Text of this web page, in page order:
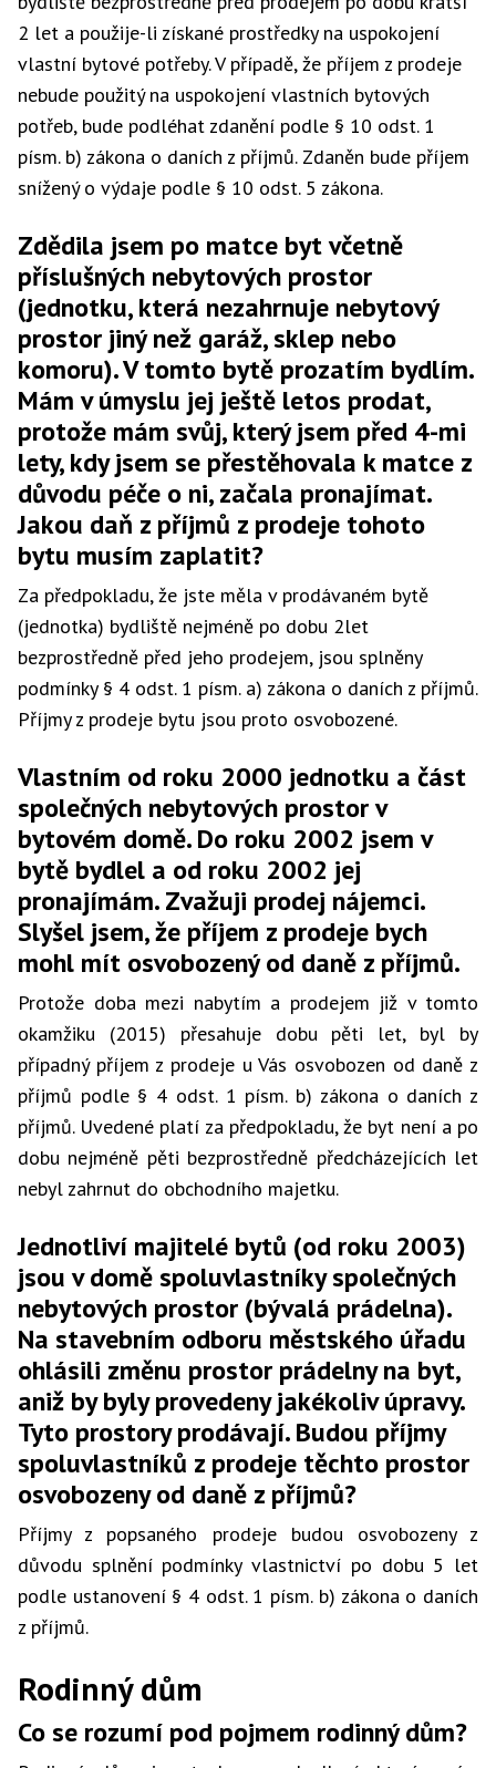
2 let a použije-li získané prostředky na uspokojení
vlastní bytové potřeby. V případě, že příjem z prodeje
nebude použitý na uspokojení vlastních bytových
potřeb, bude podléhat zdanění podle § 10 odst. 1
písm. b) zákona o daních z příjmů. Zdaněn bude příjem
snížený o výdaje podle § 10 odst. 5 zákona.
Zdědila jsem po matce byt včetně
příslušných nebytových prostor
(jednotku, která nezahrnuje nebytový
prostor jiný než garáž, sklep nebo
komoru). V tomto bytě prozatím bydlím.
Mám v úmyslu jej ještě letos prodat,
protože mám svůj, který jsem před 4-mi
lety, kdy jsem se přestěhovala k matce z
důvodu péče o ni, začala pronajímat.
Jakou daň z příjmů z prodeje tohoto
bytu musím zaplatit?
Za předpokladu, že jste měla v prodávaném bytě
(jednotka) bydliště nejméně po dobu 2let
bezprostředně před jeho prodejem, jsou splněny
podmínky § 4 odst. 1 písm. a) zákona o daních z příjmů.
Příjmy z prodeje bytu jsou proto osvobozené.
Vlastním od roku 2000 jednotku a část
společných nebytových prostor v
bytovém domě. Do roku 2002 jsem v
bytě bydlel a od roku 2002 jej
pronajímám. Zvažuji prodej nájemci.
Slyšel jsem, že příjem z prodeje bych
mohl mít osvobozený od daně z příjmů.
Protože doba mezi nabytím a prodejem již v tomto
okamžiku (2015) přesahuje dobu pěti let, byl by
případný příjem z prodeje u Vás osvobozen od daně z
příjmů podle § 4 odst. 1 písm. b) zákona o daních z
příjmů. Uvedené platí za předpokladu, že byt není a po
dobu nejméně pěti bezprostředně předcházejících let
nebyl zahrnut do obchodního majetku.
Jednotliví majitelé bytů (od roku 2003)
jsou v domě spoluvlastníky společných
nebytových prostor (bývalá prádelna).
Na stavebním odboru městského úřadu
ohlásili změnu prostor prádelny na byt,
aniž by byly provedeny jakékoliv úpravy.
Tyto prostory prodávají. Budou příjmy
spoluvlastníků z prodeje těchto prostor
osvobozeny od daně z příjmů?
Příjmy z popsaného prodeje budou osvobozeny z
důvodu splnění podmínky vlastnictví po dobu 5 let
podle ustanovení § 4 odst. 1 písm. b) zákona o daních
z příjmů.
Rodinný dům
Co se rozumí pod pojmem rodinný dům?